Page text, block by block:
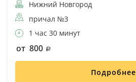
Нижний Новгород
причал №3
1 час 30 минут
от 800
Подробнее